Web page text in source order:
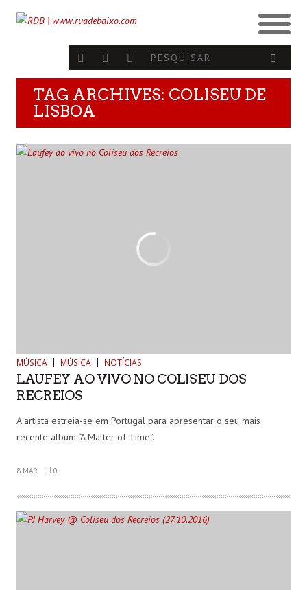
TAG ARCHIVES: COLISEU DE
LISBOA
MÚSICA MÚSICA NOTÍCIAS
LAUFEY AO VIVO NO COLISEU DOS
RECREIOS
A artista estreia-se em Portugal para apresentar o seu mais
recente álbum “A Matter of Time”.
8 MAR 0